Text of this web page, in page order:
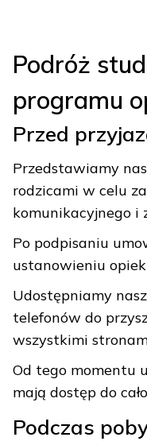
Podróż
programu
Przed
Przedstawiamy
rodzicami w celu
komunikacyjnego i
Po podpisaniu
ustanowieniu
Udostępniamy
telefonów do
wszystkimi
Od tego momentu
mają dostęp do
Podczas